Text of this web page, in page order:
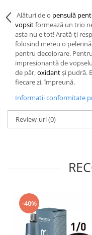
Trepiede cap manechin
Foarfece de tuns
Foarfece de filat
Alături de o pensulă
vopsitformează un trio
asta nu e tot! Arată-ți
folosind mereu o
pentru decolorare.
impresionantă de
de păr,oxidantși pudră.
fiecare zi, împreună.
Informatii conformitate
Review-uri(0)
-40%